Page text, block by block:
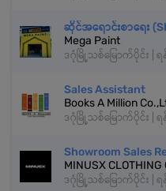
ဆိုင်အရောင်းစာရေး
Mega Paint
ဒဂုံမြို့သစ်မြောက်ပိုင်း |
Sales Assistant
Books A Million
ဒဂုံမြို့သစ်မြောက်ပိုင်း |
Showroom Sales
MINUSX CLOTHING
ဒဂုံမြို့သစ်မြောက်ပိုင်း |